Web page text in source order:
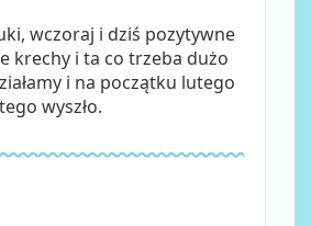
wczoraj i dziś pozytywne
krechy i ta co trzeba dużo
i na początku lutego
wyszło.